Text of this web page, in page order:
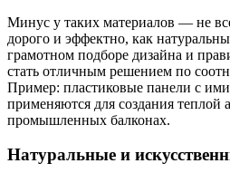
Минус у таких материалов — не
дорого и эффектно, как
грамотном подборе дизайна и
стать отличным решением по
Пример: пластиковые панели с
применяются для создания теплой
промышленных балконах.
Натуральные и